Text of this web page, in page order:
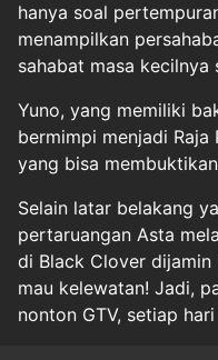
hanya soal
menampilkan
sahabat masa
Yuno, yang memiliki
bermimpi menjadi Raja
yang bisa
Selain latar belakang
pertaruangan Asta
di Black Clover
mau kelewatan! Jadi,
nonton GTV, setiap hari